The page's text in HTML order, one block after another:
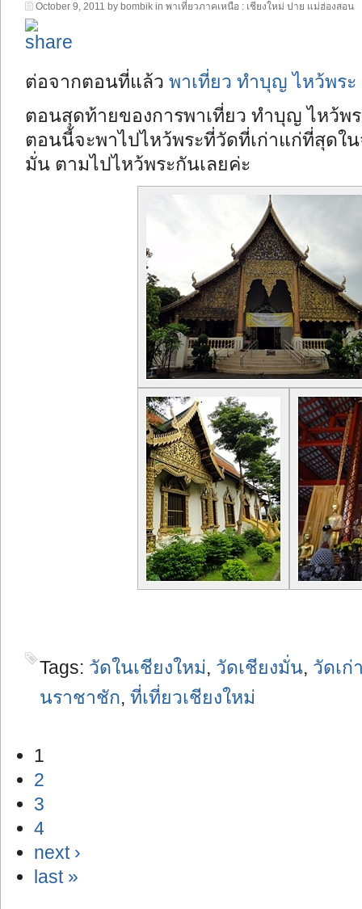
October 9, 2011 by bombik in พาเที่ยวภาคเหนือ : เชียงใหม่ ปาย แม่ฮ่องสอน
ต่อจากตอนที่แล้ว พาเที่ยว ทำบุญ ไหว้พระ
ตอนสุดท้ายของการพาเที่ยว ทำบุญ ไหว้พ
ตอนนี้จะพาไปไหว้พระที่วัดที่เก่าแก่ที่สุดใ
มั่น ตามไปไหว้พระกันเลยค่ะ
Tags: วัดในเชียงใหม่, วัดเชียงมั่น, วัดเก่
นราชาชัก, ที่เที่ยวเชียงใหม่
1
2
3
4
next ›
last »